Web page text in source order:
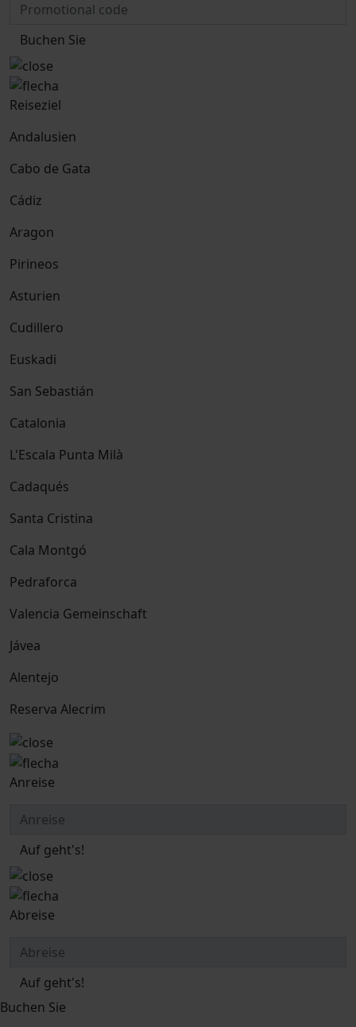
Buchen Sie
Reiseziel
Andalusien
Cabo de Gata
Cádiz
Aragon
Pirineos
Asturien
Cudillero
Euskadi
San Sebastián
Catalonia
L'Escala Punta Milà
Cadaqués
Santa Cristina
Cala Montgó
Pedraforca
Valencia Gemeinschaft
Jávea
Alentejo
Reserva Alecrim
Anreise
Auf geht's!
Abreise
Auf geht's!
Buchen Sie